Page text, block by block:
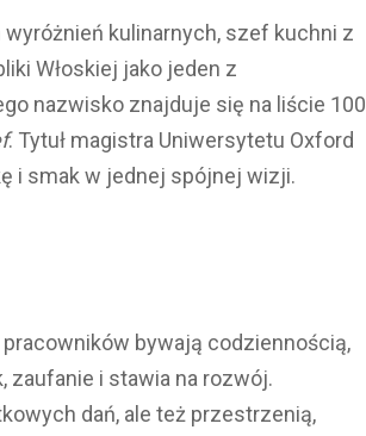
kulinarnych, szef kuchni z
Włoskiej jako jeden z
nazwisko znajduje się na liście 100
. Tytuł magistra Uniwersytetu Oxford
i smak w jednej spójnej wizji.
bywają codziennością,
zaufanie i stawia na rozwój.
dań, ale też przestrzenią,